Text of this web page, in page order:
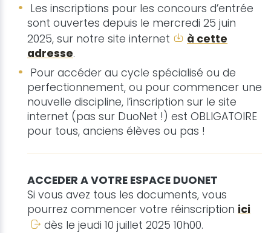
Les inscriptions pour les concours d’entrée
sont ouvertes depuis le mercredi 25 juin
2025, sur notre site internet
à cette
adresse.
Pour accéder au cycle spécialisé ou de
perfectionnement, ou pour commencer une
nouvelle discipline, l’inscription sur le site
internet (pas sur DuoNet !) est OBLIGATOIRE
pour tous, anciens élèves ou pas !
ACCEDER A VOTRE ESPACE DUONET
Si vous avez tous les documents, vous
pourrez commencer votre réinscription ici
dès le jeudi 10 juillet 2025 10h00.